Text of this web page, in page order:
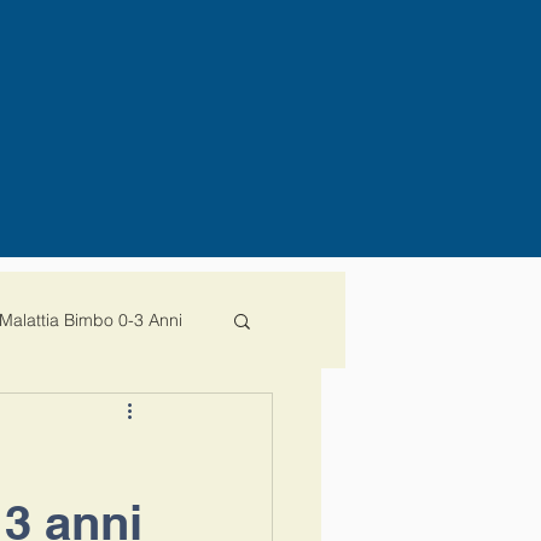
Malattia Bimbo 0-3 Anni
ministro
anni